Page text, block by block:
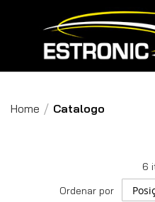
Home Catalogo
6
Ordenar por